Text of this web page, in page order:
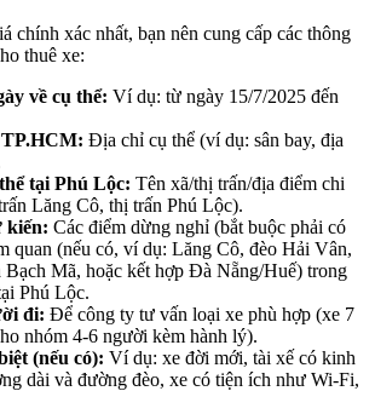
chính xác nhất, bạn nên cung cấp các thông
thuê xe:
về cụ thể: Ví dụ: từ ngày 15/7/2025 đến
Địa chỉ cụ thể (ví dụ: sân bay, địa
tại Phú Lộc: Tên xã/thị trấn/địa điểm chi
Lăng Cô, thị trấn Phú Lộc).
kiến: Các điểm dừng nghỉ (bắt buộc phải có
quan (nếu có, ví dụ: Lăng Cô, đèo Hải Vân,
Bạch Mã, hoặc kết hợp Đà Nẵng/Huế) trong
Phú Lộc.
đi: Để công ty tư vấn loại xe phù hợp (xe 7
nhóm 4-6 người kèm hành lý).
(nếu có): Ví dụ: xe đời mới, tài xế có kinh
dài và đường đèo, xe có tiện ích như Wi-Fi,